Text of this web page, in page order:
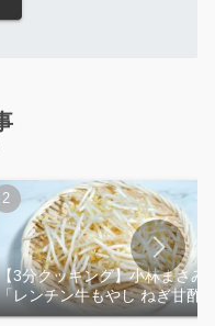
3分クッキング】小林まさみ
レンチン牛もやし ねぎ甘酢
」作り方